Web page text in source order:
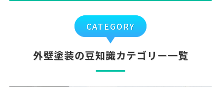
CATEGORY
外壁塗装の豆知識カテゴリー一覧